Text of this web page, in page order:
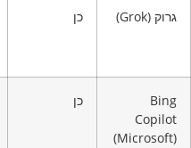
גרוק (Grok) כן
Bing
Copilot
(Microsoft)
כן